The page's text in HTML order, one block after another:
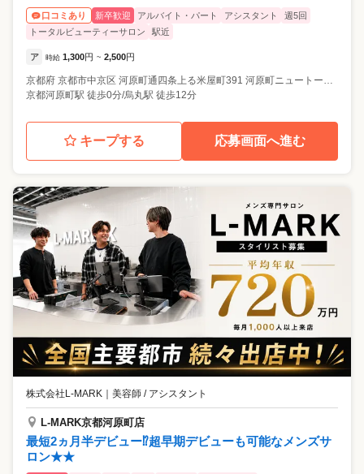
口コミあり 新卒歓迎 アルバイト・パート アシスタント
週5回
トータルビューティーサロン
駅近
ア 時給 1,300円 ~ 2,500円
京都府 京都市中京区 河原町通四条上る米屋町391 河原町ニュートーキョービル 8階
京都河原町駅 徒歩0分/烏丸駅 徒歩12分
キープする 応募画面へ進む
株式会社L-MARK 美容師 / アシスタント
L-MARK京都河原町店
最短2ヵ月半デビュー⁉超早期デビューも可能なメンズサ
ロン★★